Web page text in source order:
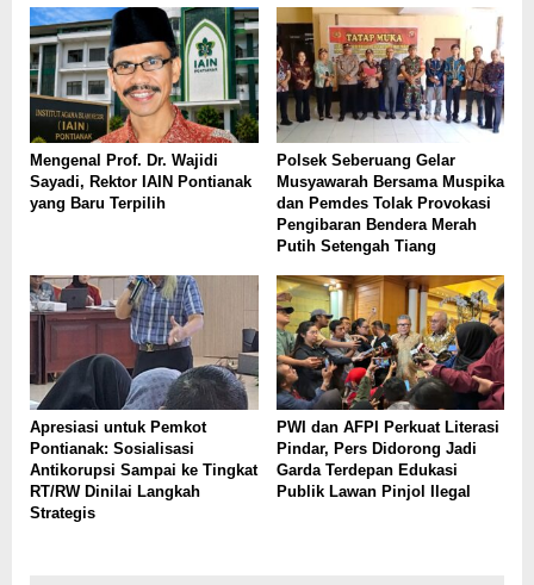
Mengenal Prof. Dr. Wajidi
Sayadi, Rektor IAIN Pontianak
yang Baru Terpilih
Polsek Seberuang Gelar
Musyawarah Bersama Muspika
dan Pemdes Tolak Provokasi
Pengibaran Bendera Merah
Putih Setengah Tiang
Apresiasi untuk Pemkot
Pontianak: Sosialisasi
Antikorupsi Sampai ke Tingkat
RT/RW Dinilai Langkah
Strategis
PWI dan AFPI Perkuat Literasi
Pindar, Pers Didorong Jadi
Garda Terdepan Edukasi
Publik Lawan Pinjol Ilegal